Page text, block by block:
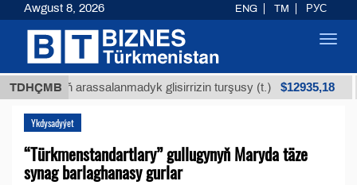
TDHÇMBarassalanmadyk glisirrizin turşusy (t.) $12935,18
Ykdysadyýet
“Türkmenstandartlary” gullugynyň Maryda täze
synag barlaghanasy gurlar
Awgust 8, 2026 ENG TM РУС